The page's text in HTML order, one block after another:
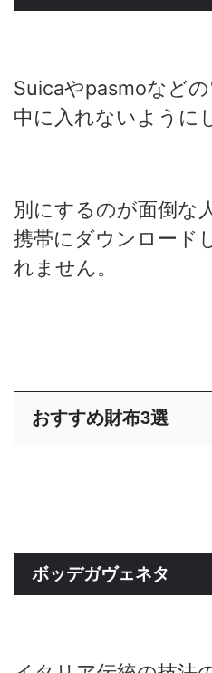
Suicaやpasmoなど
中に入れないように
別にするのが面倒な
携帯にダウンロード
れません。
おすすめ財布3選
ボッデガヴェネタ